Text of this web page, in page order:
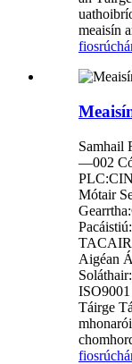
meaisín
Samhail
—002
Mótair
Aigéan
Táirge